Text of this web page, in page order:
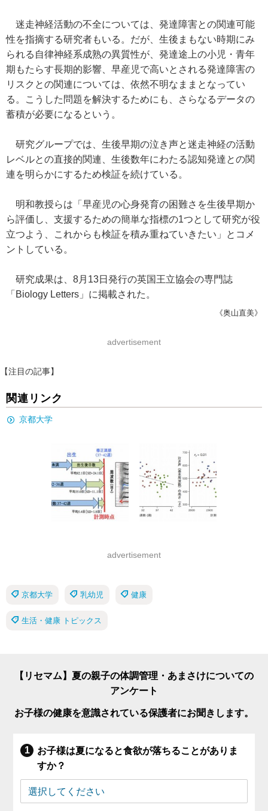
迷走神経活動の不全については、発達障害との関連可能
性を指摘する研究者もいる。だが、生後まもない時期にみ
られる自律神経系成熟の異質性が、発達途上の小児・青年
期もたらす長期的影響、早産児で高いとされる発達障害の
リスクとの関連については、依然不明なままとなってい
る。こうした問題を解決するためにも、さらなるデータの
蓄積が必要になるという。
研究グループでは、生後早期の泣き声と迷走神経の活動
レベルとの直接的関連、生後数年にわたる認知発達との関
連を明らかにするため検証を続けている。
明和教授らは「早産児の心身発育の困難さを生後早期か
ら評価し、支援するための簡単な指標の1つとして研究が役
立つよう、これからも検証を積み重ねていきたい」とコメ
ントしている。
研究成果は、8月13日発行の英国王立協会の専門誌
「Biology Letters」に掲載された。
《奥山直美》
advertisement
【注目の記事】
関連リンク
京都大学
advertisement
京都大学 乳幼児 健康
生活・健康 トピックス
【リセマム】夏の親子の体調管理・あまさけについての
アンケート
お子様の健康を意識されている保護者にお聞きします。
お子様は夏になると食欲が落ちることがありま
すか？